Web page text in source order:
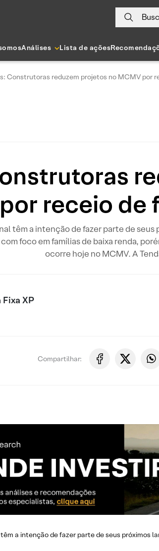
Análises Lista de ações
Construtoras reduzem projetos no MCMV por
receio de
têm a intenção de fazer parte de
foco em famílias de baixa renda,
ocorre hoje no MCMV. A
Fixa XP
Compartilhar:
a intenção de fazer parte de seus próximos